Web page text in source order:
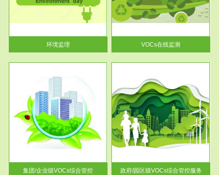
环境监理
根据《重点区域大气污染防
治“十二五”规划》有机废气净化
率达...
VOCs在线监测
集团/企业级VOCs综合管控
服务范围
政府/园区级VOCs综合管控服务
根据《石化行业挥发性有机物综
合整治方案》文件要求，到2017
年，全...
政府/园区级VOCs综合管控服务